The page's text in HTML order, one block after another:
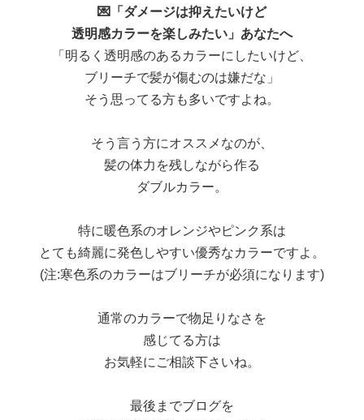
💌「ダメージは抑えたいけど
透明感カラーを楽しみたい」あなたへ
「明るく透明感のあるカラーにしたいけど、
ブリーチで髪が傷むのは嫌だな」
そう思ってる方も多いですよね。
そう言う方にオススメなのが、
髪の体力を残しながら作る
ダブルカラー。
特に暖色系のオレンジやピンク系は
とても綺麗に発色しやすい優秀なカラーですよ。
(注:寒色系のカラーはブリーチが必須になります)
通常のカラーで物足りなさを
感じてる方は
お気軽にご相談下さいね。
最後までブログを